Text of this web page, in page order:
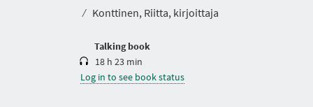
⁄ Konttinen, Riitta, kirjoittaja
Talking book
i
18 h 23 min
Log in to see book status